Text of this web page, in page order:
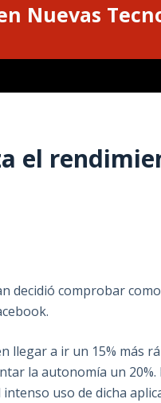
Nuevas
el
decidió comprobar
llegar a ir un 15% más
la autonomía un 20%.
uso de dicha